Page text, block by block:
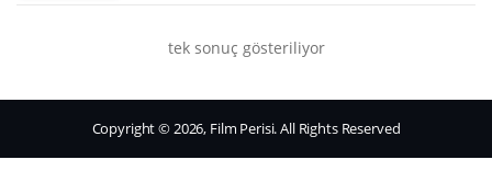
tek sonuç gösteriliyor
Copyright © 2026, Film Perisi. All Rights Reserved